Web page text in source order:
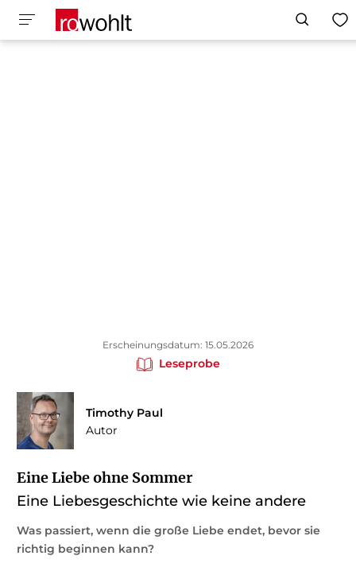
Erscheinungsdatum: 15.05.2026
Leseprobe
Timothy Paul
Autor
Eine Liebe ohne Sommer
Eine Liebesgeschichte wie keine andere
Was passiert, wenn die große Liebe endet, bevor sie
richtig beginnen kann?